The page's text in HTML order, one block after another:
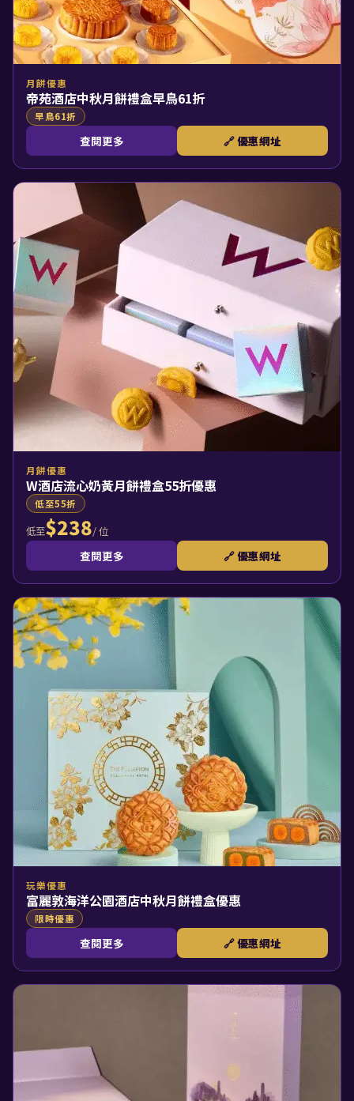
月餅優惠
帝苑酒店中秋月餅禮盒早鳥61折
早鳥61折
查閱更多 🔗 優惠網址
月餅優惠
W酒店流心奶黃月餅禮盒55折優惠
低至55折
低至$238/ 位
查閱更多 🔗 優惠網址
玩樂優惠
富麗敦海洋公園酒店中秋月餅禮盒優惠
限時優惠
查閱更多 🔗 優惠網址